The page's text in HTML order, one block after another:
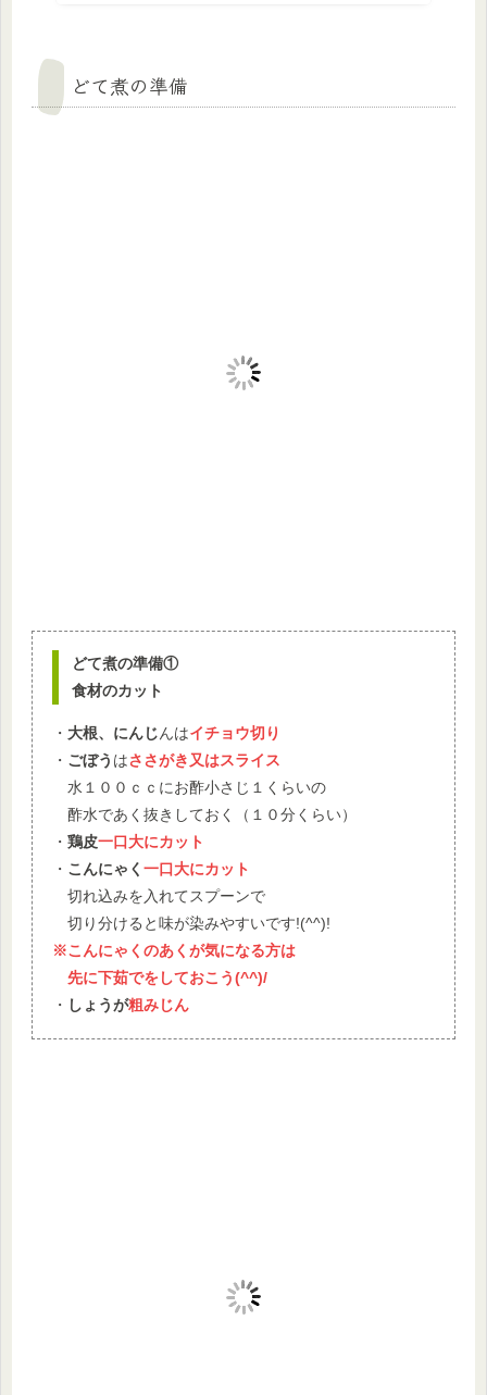
どて煮の準備
どて煮の準備①
食材のカット
・ 大根、にんじんはイチョウ切り
・ ごぼう はささがき又はスライス
水１００ｃｃにお酢小さじ１くらいの
酢水であく抜きしておく（１０分くらい）
・ 鶏皮一口大にカット
・ こんにゃく 一口大にカット
切れ込みを入れてスプーンで
切り分けると味が染みやすいです!(^^)!
※こんにゃくのあくが気になる方は
先に下茹でをしておこう(^^)/
・ しょうが粗みじん